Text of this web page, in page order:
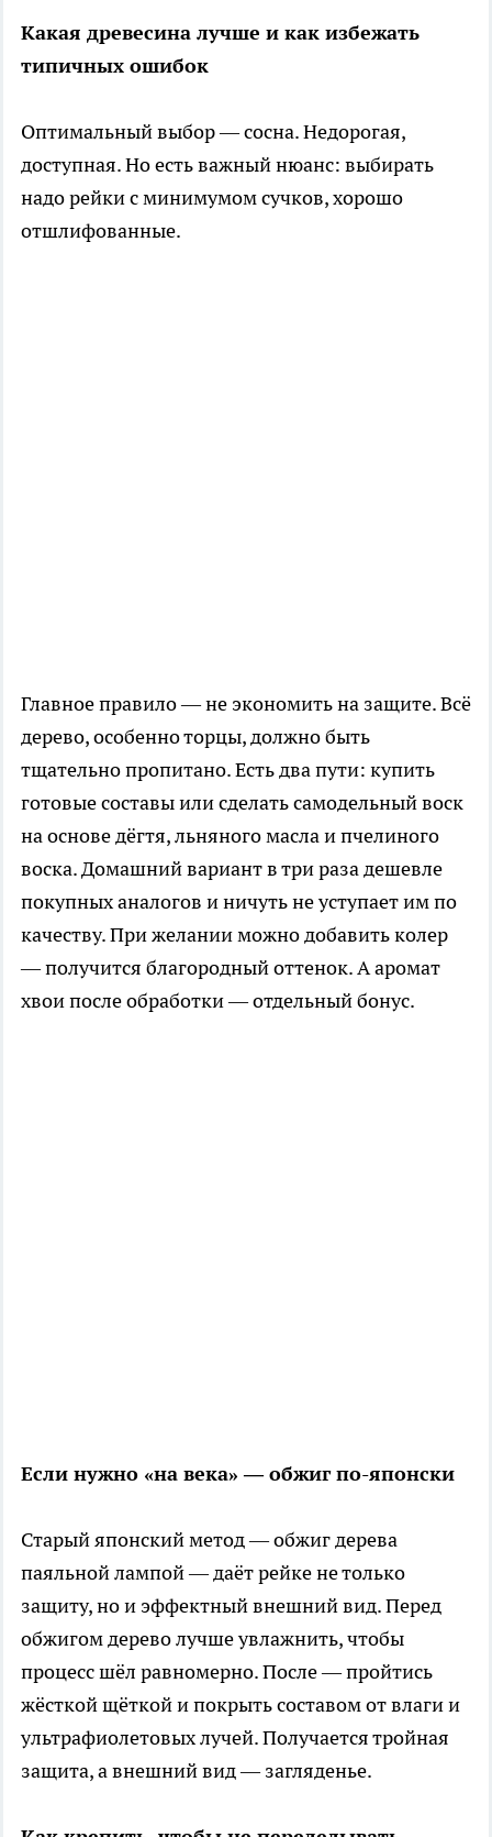
Какая древесина лучше и как избежать
типичных ошибок
Оптимальный выбор — сосна. Недорогая,
доступная. Но есть важный нюанс: выбирать
надо рейки с минимумом сучков, хорошо
отшлифованные.
Главное правило — не экономить на защите. Всё
дерево, особенно торцы, должно быть
тщательно пропитано. Есть два пути: купить
готовые составы или сделать самодельный воск
на основе дёгтя, льняного масла и пчелиного
воска. Домашний вариант в три раза дешевле
покупных аналогов и ничуть не уступает им по
качеству. При желании можно добавить колер
— получится благородный оттенок. А аромат
хвои после обработки — отдельный бонус.
Если нужно «на века» — обжиг по-японски
Старый японский метод — обжиг дерева
паяльной лампой — даёт рейке не только
защиту, но и эффектный внешний вид. Перед
обжигом дерево лучше увлажнить, чтобы
процесс шёл равномерно. После — пройтись
жёсткой щёткой и покрыть составом от влаги и
ультрафиолетовых лучей. Получается тройная
защита, а внешний вид — загляденье.